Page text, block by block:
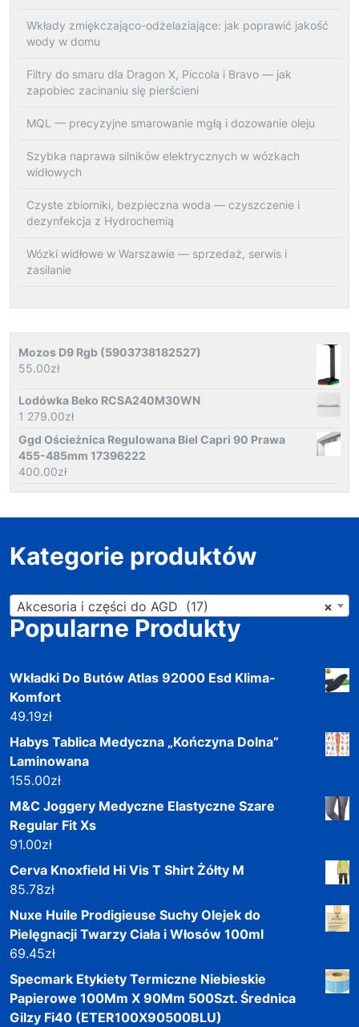
Wkłady zmiękczająco-odżelaziające: jak poprawić jakość
wody w domu
Filtry do smaru dla Dragon X, Piccola i Bravo — jak
zapobiec zacinaniu się pierścieni
MQL — precyzyjne smarowanie mgłą i dozowanie oleju
Szybka naprawa silników elektrycznych w wózkach
widłowych
Czyste zbiorniki, bezpieczna woda — czyszczenie i
dezynfekcja z Hydrochemią
Wózki widłowe w Warszawie — sprzedaż, serwis i
zasilanie
Mozos D9 Rgb (5903738182527)
55.00zł
Lodówka Beko RCSA240M30WN
1 279.00zł
Ggd Ościeżnica Regulowana Biel Capri 90 Prawa
455-485mm 17396222
400.00zł
Kategorie produktów
×
Akcesoria i części do AGD (17)
Popularne Produkty
Wkładki Do Butów Atlas 92000 Esd Klima-
Komfort
49.19zł
Habys Tablica Medyczna „Kończyna Dolna”
Laminowana
155.00zł
M&C Joggery Medyczne Elastyczne Szare
Regular Fit Xs
91.00zł
Cerva Knoxfield Hi Vis T Shirt Żółty M
85.78zł
Nuxe Huile Prodigieuse Suchy Olejek do
Pielęgnacji Twarzy Ciała i Włosów 100ml
69.45zł
Specmark Etykiety Termiczne Niebieskie
Papierowe 100Mm X 90Mm 500Szt. Średnica
Gilzy Fi40 (ETER100X90500BLU)